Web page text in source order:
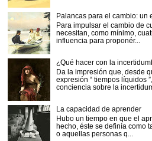
Palancas para el cambio: un
Para impulsar el cambio de
necesitan, como mínimo,
influencia para proponér...
¿Qué hacer con la
Da la impresión que, desde
expresión “ tiempos líquidos
conciencia sobre la
La capacidad de aprender
Hubo un tiempo en que el
hecho, éste se definía como
o aquellas personas q...